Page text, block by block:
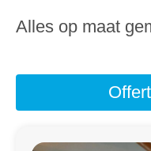
Alles op maat